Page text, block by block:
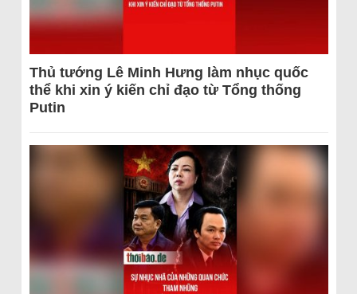
Thủ tướng Lê Minh Hưng làm nhục quốc
thể khi xin ý kiến chỉ đạo từ Tổng thống
Putin